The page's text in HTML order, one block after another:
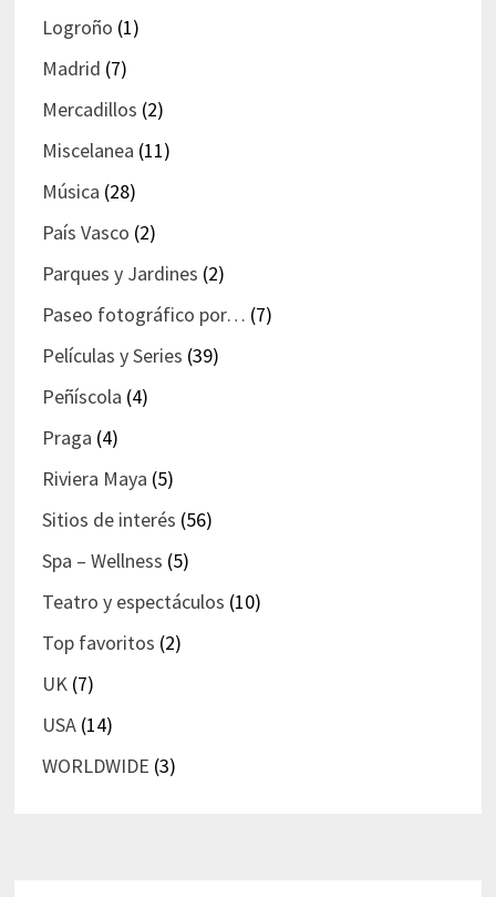
Logroño (1)
Madrid (7)
Mercadillos (2)
Miscelanea (11)
Música (28)
País Vasco (2)
Parques y Jardines (2)
Paseo fotográfico por… (7)
Películas y Series (39)
Peñíscola (4)
Praga (4)
Riviera Maya (5)
Sitios de interés (56)
Spa – Wellness (5)
Teatro y espectáculos (10)
Top favoritos (2)
UK(7)
USA(14)
WORLDWIDE (3)